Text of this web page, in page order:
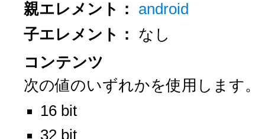
親エレメント： android
子エレメント： なし
コンテンツ
次の値のいずれかを使用します。
16 bit
32 bit